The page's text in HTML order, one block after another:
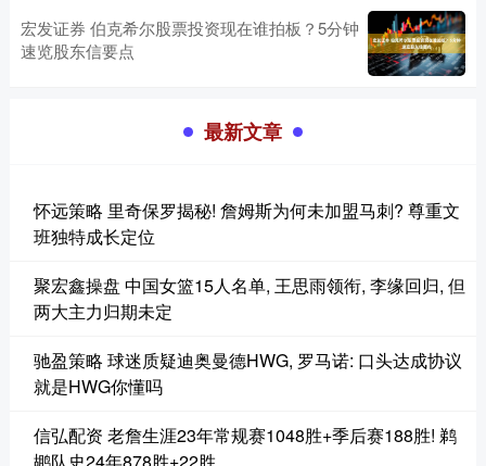
宏发证券 伯克希尔股票投资现在谁拍板？5分钟
速览股东信要点
最新文章
怀远策略 里奇保罗揭秘! 詹姆斯为何未加盟马刺? 尊重文
班独特成长定位
聚宏鑫操盘 中国女篮15人名单, 王思雨领衔, 李缘回归, 但
两大主力归期未定
驰盈策略 球迷质疑迪奥曼德HWG, 罗马诺: 口头达成协议
就是HWG你懂吗
信弘配资 老詹生涯23年常规赛1048胜+季后赛188胜! 鹈